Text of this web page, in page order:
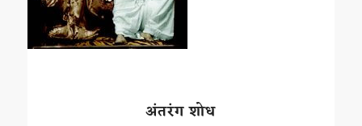
अंतरंग शोध